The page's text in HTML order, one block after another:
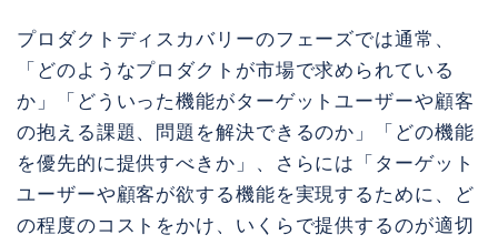
プロダクトディスカバリーのフェーズでは通常、
「どのようなプロダクトが市場で求められている
か」「どういった機能がターゲットユーザーや顧客
の抱える課題、問題を解決できるのか」「どの機能
を優先的に提供すべきか」、さらには「ターゲット
ユーザーや顧客が欲する機能を実現するために、ど
の程度のコストをかけ、いくらで提供するのが適切